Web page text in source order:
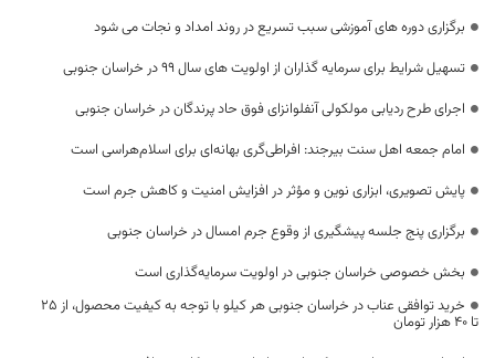
برگزاری دوره های آموزشی سبب تسریع در روند امداد و نجات می شود
تسهیل شرایط برای سرمایه گذاران از اولویت های سال ۹۹ در خراسان جنوبی
اجرای طرح ردیابی مولکولی آنفلوانزای فوق حاد پرندگان در خراسان جنوبی
امام جمعه اهل سنت بیرجند: افراطی‌گری بهانه‌ای برای اسلام‌هراسی است
پایش تصویری، ابزاری نوین و مؤثر در افزایش امنیت و کاهش جرم است
برگزاری پنج جلسه پیشگیری از وقوع جرم امسال در خراسان جنوبی
بخش خصوصی خراسان جنوبی در اولویت سرمایه‌گذاری است
خرید توافقی عناب در خراسان جنوبی هر کیلو با توجه به کیفیت محصول، از ۲۵
تا ۴۰ هزار تومان